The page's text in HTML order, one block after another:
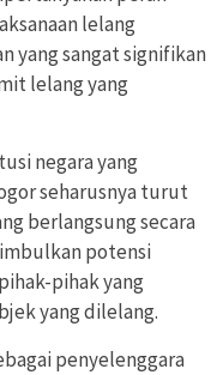
lelang
yang sangat signifikan
lelang yang
negara yang
seharusnya turut
berlangsung secara
potensi
pihak yang
yang dilelang.
penyelenggara